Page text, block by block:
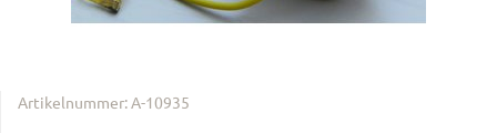
Artikelnummer:A-10935